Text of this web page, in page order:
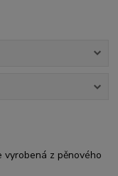
z pěnového